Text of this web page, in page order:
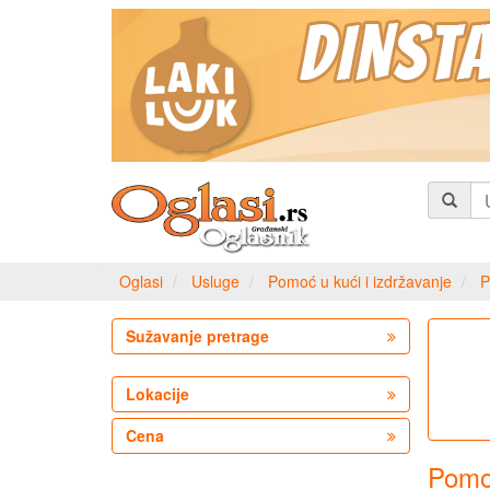
Oglasi Usluge Pomoć u kući i izdržavanje
Sužavanje pretrage
Lokacije
Cena